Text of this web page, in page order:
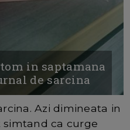
in saptamana
de sarcina
Azi dimineata in
ca curge